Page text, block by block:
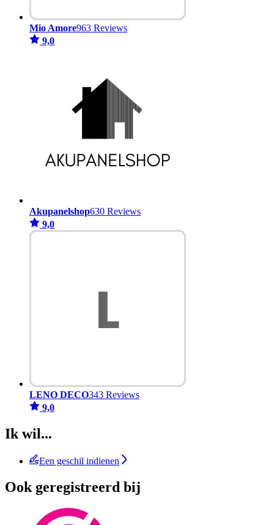
Mio Amore963 Reviews
9,0
Akupanelshop630 Reviews
9,0
LENO DECO343 Reviews
9,0
Ik wil...
Een geschil indienen
Ook geregistreerd bij